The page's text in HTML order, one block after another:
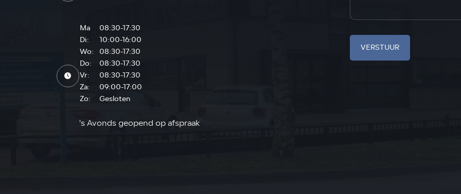
Ma
08:30-17:30
Di:
10:00-16:00
Wo:
08:30-17:30
Do:
08:30-17:30
Vr:
08:30-17:30
Za:
09:00-17:00
Zo:
Gesloten
's Avonds geopend op afspraak
VERSTUUR